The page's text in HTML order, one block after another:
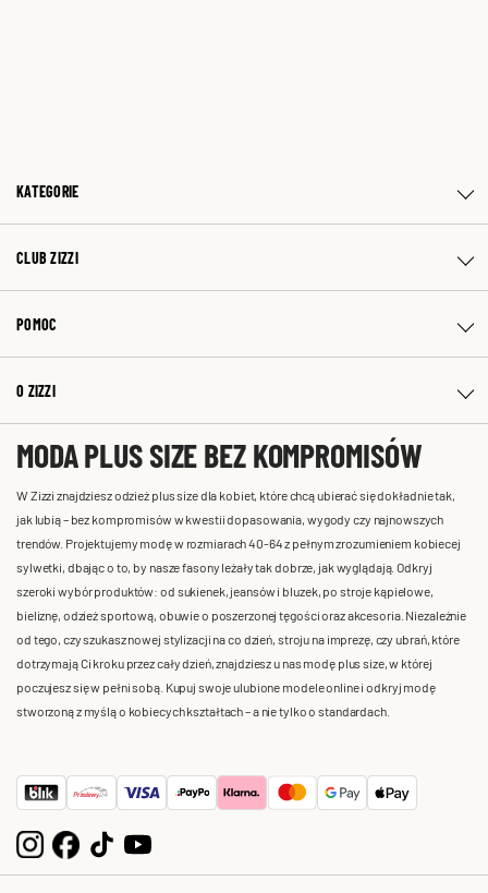
KATEGORIE
CLUB ZIZZI
POMOC
O ZIZZI
MODA PLUS SIZE BEZ KOMPROMISÓW
W Zizzi znajdziesz odzież plus size dla kobiet, które chcą ubierać się dokładnie tak,
jak lubią – bez kompromisów w kwestii dopasowania, wygody czy najnowszych
trendów. Projektujemy modę w rozmiarach 40-64 z pełnym zrozumieniem kobiecej
sylwetki, dbając o to, by nasze fasony leżały tak dobrze, jak wyglądają. Odkryj
szeroki wybór produktów: od sukienek, jeansów i bluzek, po stroje kąpielowe,
bieliznę, odzież sportową, obuwie o poszerzonej tęgości oraz akcesoria. Niezależnie
od tego, czy szukasz nowej stylizacji na co dzień, stroju na imprezę, czy ubrań, które
dotrzymają Ci kroku przez cały dzień, znajdziesz u nas modę plus size, w której
poczujesz się w pełni sobą. Kupuj swoje ulubione modele online i odkryj modę
stworzoną z myślą o kobiecych kształtach – a nie tylko o standardach.